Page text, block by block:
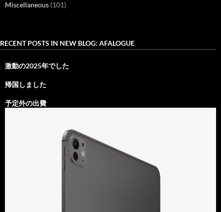
Miscellaneous (101)
RECENT POSTS IN NEW BLOG: AFALOGUE
激動の2025年でした
帰国しました
予定外の出費